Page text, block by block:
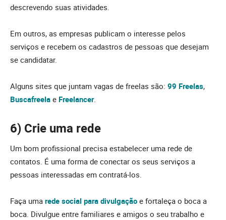
descrevendo suas atividades.
Em outros, as empresas publicam o interesse pelos
serviços e recebem os cadastros de pessoas que desejam
se candidatar.
Alguns sites que juntam vagas de freelas são: 99 Freelas,
Buscafreela e Freelancer.
6) Crie uma rede
Um bom profissional precisa estabelecer uma rede de
contatos. É uma forma de conectar os seus serviços a
pessoas interessadas em contratá-los.
Faça uma rede social para divulgação e fortaleça o boca a
boca. Divulgue entre familiares e amigos o seu trabalho e